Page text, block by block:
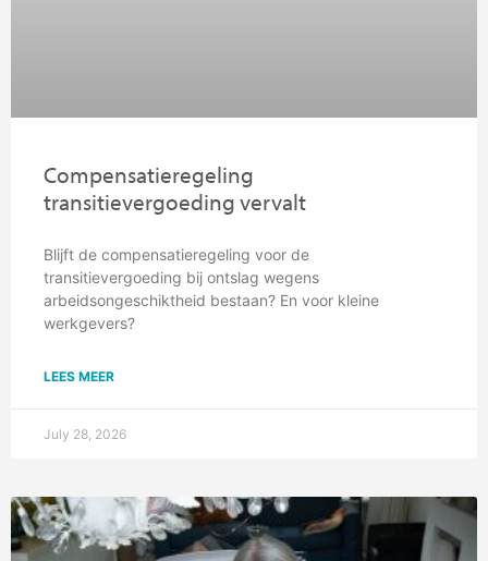
Compensatieregeling
transitievergoeding vervalt
Blijft de compensatieregeling voor de
transitievergoeding bij ontslag wegens
arbeidsongeschiktheid bestaan? En voor kleine
werkgevers?
LEES MEER
July 28, 2026